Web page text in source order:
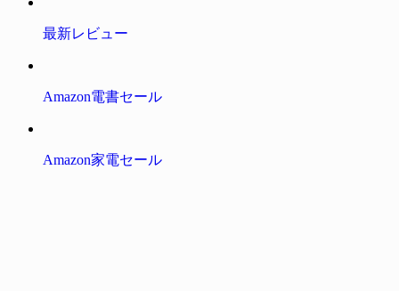
最新レビュー
Amazon電書セール
Amazon家電セール